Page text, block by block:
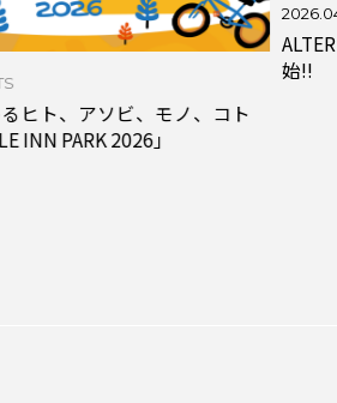
ヒト、アソビ、モノ、コト
INN PARK 2026」
始!!